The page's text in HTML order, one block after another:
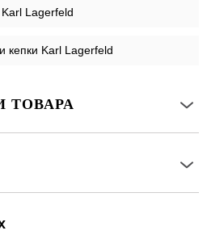
Lagerfeld
кепки Karl Lagerfeld
ТОВАРА